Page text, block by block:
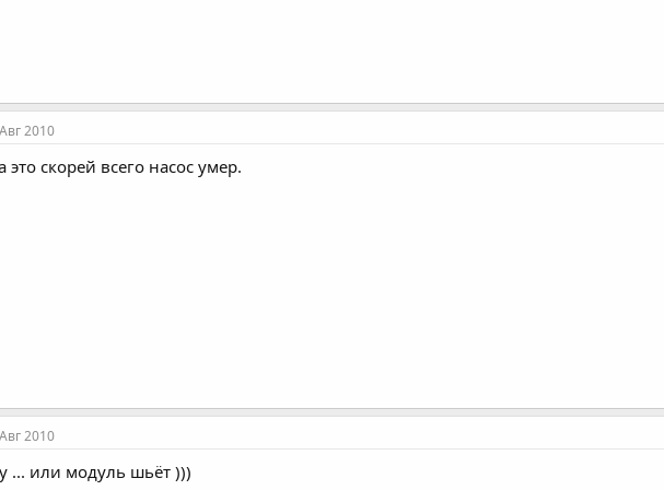
2010
это скорей всего насос умер.
2010
... или модуль шьёт )))